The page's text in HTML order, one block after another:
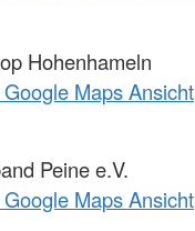
Hohenhameln
Maps Ansicht
Peine e.V.
Maps Ansicht